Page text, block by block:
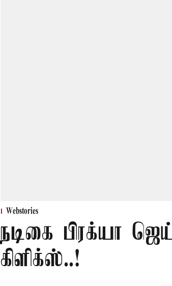
Webstories
நடிகை பிரக்யா
கிளிக்ஸ்..!